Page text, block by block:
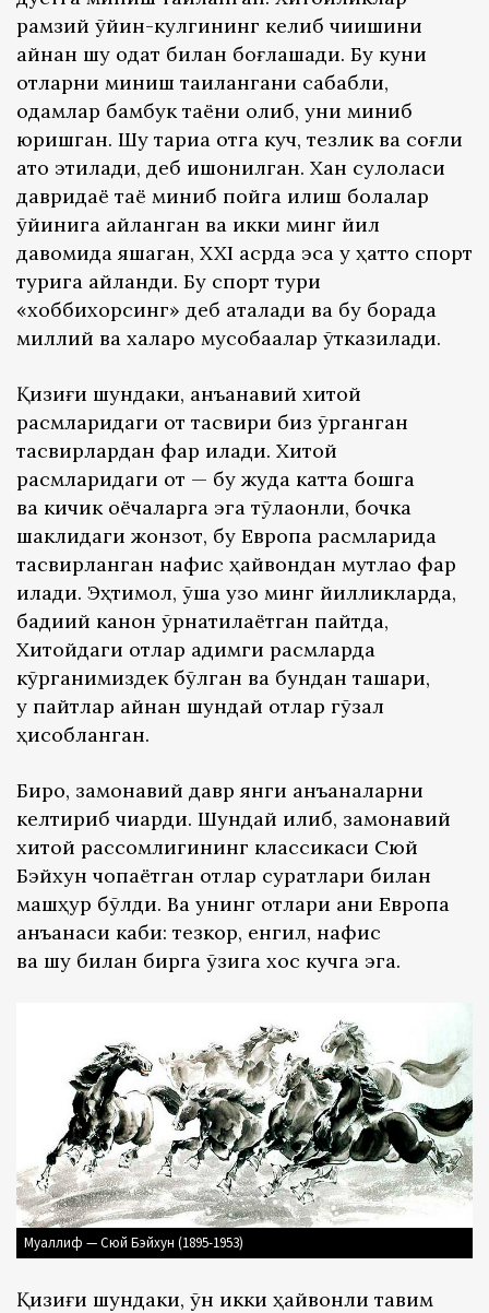
рамзий ўйин-кулгининг келиб чиқишини
айнан шу одат билан боғлашади. Бу куни
отларни миниш тақиқлангани сабабли,
одамлар бамбук таёқни олиб, уни миниб
юришган. Шу тариқа отга куч, тезлик ва соғлиқ
ато этилади, деб ишонилган. Хан сулоласи
давридаёқ таёқ миниб пойга қилиш болалар
ўйинига айланган ва икки минг йил
давомида яшаган, XXI асрда эса у ҳатто спорт
турига айланди. Бу спорт тури
«хоббихорсинг» деб аталади ва бу борада
миллий ва халқаро мусобақалар ўтказилади.
Қизиғи шундаки, анъанавий хитой
расмларидаги от тасвири биз ўрганган
тасвирлардан фарқ қилади. Хитой
расмларидаги от — бу жуда катта бошга
ва кичик оёқчаларга эга тўлақонли, бочка
шаклидаги жонзот, бу Европа расмларида
тасвирланган нафис ҳайвондан мутлақо фарқ
қилади. Эҳтимол, ўша узоқ минг йилликларда,
бадиий канон ўрнатилаётган пайтда,
Хитойдаги отлар қадимги расмларда
кўрганимиздек бўлган ва бундан ташқари,
у пайтлар айнан шундай отлар гўзал
ҳисобланган.
Бироқ, замонавий давр янги анъаналарни
келтириб чиқарди. Шундай қилиб, замонавий
хитой рассомлигининг классикаси Сюй
Бэйхун чопаётган отлар суратлари билан
машҳур бўлди. Ва унинг отлари аниқ Европа
анъанаси каби: тезкор, енгил, нафис
ва шу билан бирга ўзига хос кучга эга.
Муаллиф — Сюй Бэйхун (1895-1953)
Қизиғи шундаки, ўн икки ҳайвонли тақвим